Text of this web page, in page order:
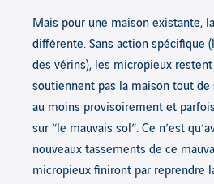
Mais pour une maison existante,
différente. Sans action spécifique
des vérins), les micropieux
soutiennent pas la maison tout
au moins provisoirement et
sur “le mauvais sol”. Ce n’est
nouveaux tassements de ce
micropieux finiront par reprendre